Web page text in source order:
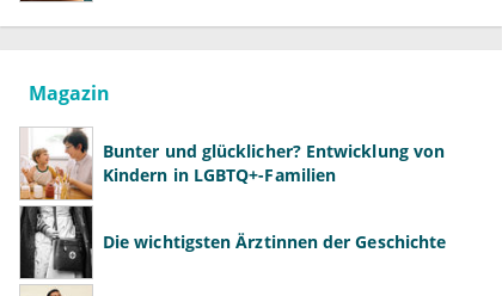
Magazin
Bunter und glücklicher? Entwicklung von
Kindern in LGBTQ+-Familien
Die wichtigsten Ärztinnen der Geschichte